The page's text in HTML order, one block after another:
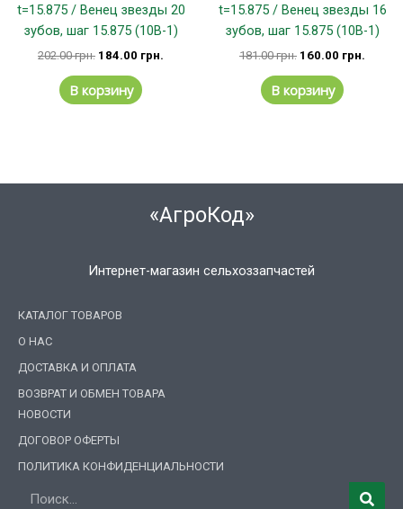
t=15.875 / Венец звезды 20
зубов, шаг 15.875 (10В-1)
202.00грн. 184.00 грн.
В корзину
t=15.875 / Венец звезды 16
зубов, шаг 15.875 (10В-1)
181.00грн. 160.00 грн.
В корзину
«АгроКод»
Интернет-магазин сельхоззапчастей
КАТАЛОГ ТОВАРОВ
О НАС
ДОСТАВКА И ОПЛАТА
ВОЗВРАТ И ОБМЕН ТОВАРА
НОВОСТИ
ДОГОВОР ОФЕРТЫ
ПОЛИТИКА КОНФИДЕНЦИАЛЬНОСТИ
Поиск